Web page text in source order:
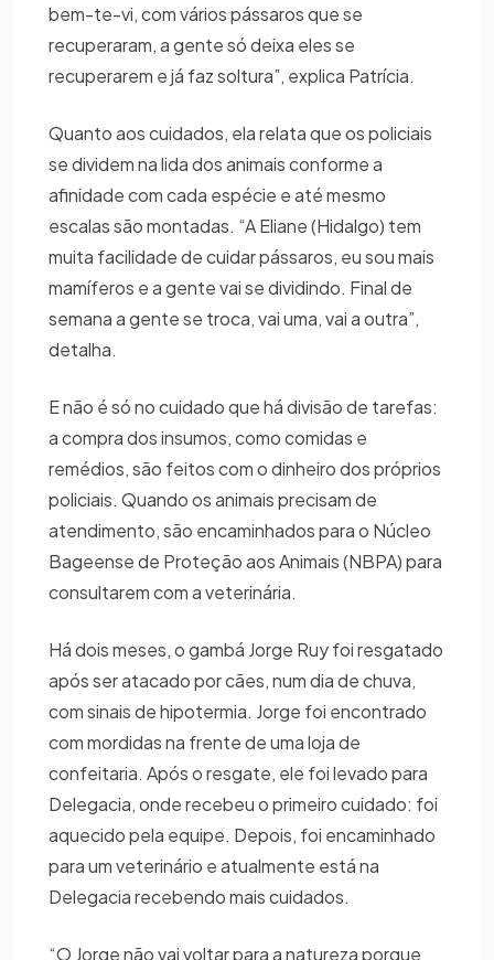
bem-te-vi, com vários pássaros que se
recuperaram, a gente só deixa eles se
recuperarem e já faz soltura”, explica Patrícia.
Quanto aos cuidados, ela relata que os policiais
se dividem na lida dos animais conforme a
afinidade com cada espécie e até mesmo
escalas são montadas. “A Eliane (Hidalgo) tem
muita facilidade de cuidar pássaros, eu sou mais
mamíferos e a gente vai se dividindo. Final de
semana a gente se troca, vai uma, vai a outra”,
detalha.
E não é só no cuidado que há divisão de tarefas:
a compra dos insumos, como comidas e
remédios, são feitos com o dinheiro dos próprios
policiais. Quando os animais precisam de
atendimento, são encaminhados para o Núcleo
Bageense de Proteção aos Animais (NBPA) para
consultarem com a veterinária.
Há dois meses, o gambá Jorge Ruy foi resgatado
após ser atacado por cães, num dia de chuva,
com sinais de hipotermia. Jorge foi encontrado
com mordidas na frente de uma loja de
confeitaria. Após o resgate, ele foi levado para
Delegacia, onde recebeu o primeiro cuidado: foi
aquecido pela equipe. Depois, foi encaminhado
para um veterinário e atualmente está na
Delegacia recebendo mais cuidados.
“O Jorge não vai voltar para a natureza porque